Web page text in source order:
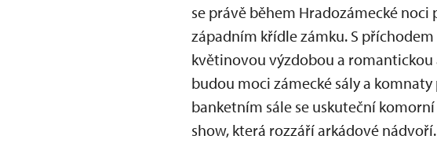
se právě během Hradozámecké
západním křídle zámku. S
květinovou výzdobou a romantickou
budou moci zámecké sály a
banketním sále se uskuteční
show, která rozzáří arkádové